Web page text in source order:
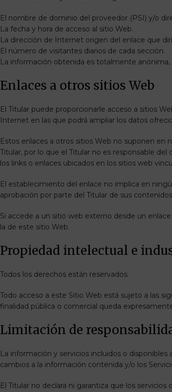
El nombre de dominio del proveedor (PSI) y/o
La fecha y hora de acceso al sitio Web.
La dirección de Internet origen del enlace que
El número de visitantes diarios de cada sección.
La información obtenida es totalmente
Enlaces a otros sitios Web
El Titular puede proporcionarle acceso a sitios
Internet en las que podrá ampliar los datos
Estos enlaces a otros sitios Web no suponen en
Titular, por lo que el Titular no es responsable
los links o enlaces ubicados en los sitios web
El establecimiento del enlace no implica en
aprobación por parte del Titular de sus
Si accede a un sitio web externo desde un
la de este sitio Web.
Propiedad intelectual e
Todos los derechos están reservados.
Todo acceso a este Sitio Web está sujeto a las
finalidad pública o comercial queda
Limitación de
La información y servicios incluidos o
cambios a la información contenida y/o los
El Titular no declara ni garantiza que los